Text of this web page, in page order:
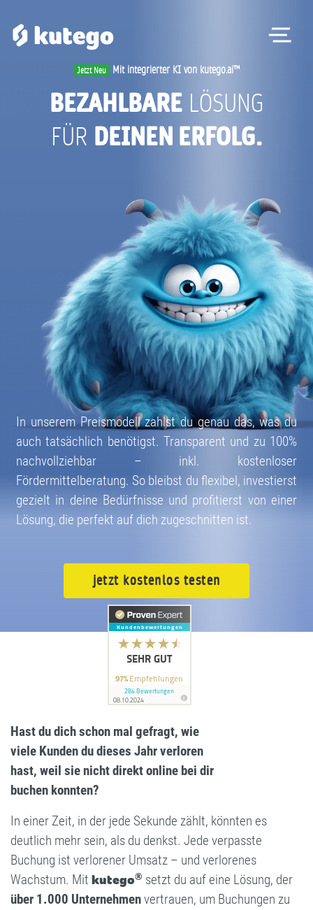
Jetzt Neu Mit integrierter KI von kutego.ai™
BEZAHLBARELÖSUNG
FÜR DEINEN ERFOLG.
In unserem Preismodell zahlst du genau das, was du
auch tatsächlich benötigst. Transparent und zu 100%
nachvollziehbar – inkl. kostenloser
Fördermittelberatung. So bleibst du flexibel, investierst
gezielt in deine Bedürfnisse und profitierst von einer
Lösung, die perfekt auf dich zugeschnitten ist.
jetzt kostenlos testen
Hast du dich schon mal gefragt, wie
viele Kunden du dieses Jahr verloren
hast, weil sie nicht direkt online bei dir
buchen konnten?
In einer Zeit, in der jede Sekunde zählt, könnten es
deutlich mehr sein, als du denkst. Jede verpasste
Buchung ist verlorener Umsatz – und verlorenes
Wachstum. Mit kutego® setzt du auf eine Lösung, der
über 1.000 Unternehmenvertrauen, um Buchungen zu